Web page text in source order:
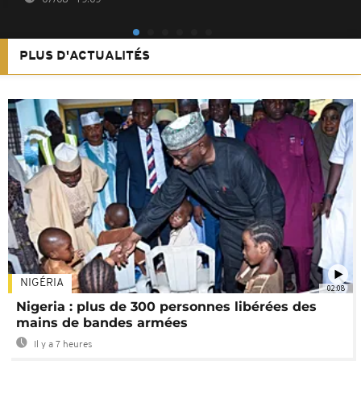
PLUS D'ACTUALITÉS
02:08
NIGÉRIA
Nigeria : plus de 300 personnes libérées des
mains de bandes armées
Il y a 7 heures